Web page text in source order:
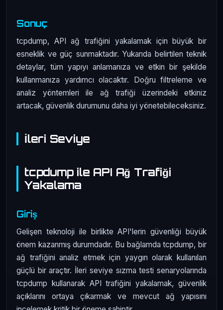
Sonuç
tcpdump, API ağ trafiğini yakalamak için büyük bir
esneklik ve güç sunmaktadır. Yukarıda belirtilen teknik
detaylar, tüm yapıyı anlamanıza ve etkin bir şekilde
kullanmanıza yardımcı olacaktır. Doğru filtreleme ve
analiz yöntemleri ile ağ trafiği üzerindeki etkiniz
artacak, güvenlik durumunu daha iyi yönetebileceksiniz.
İleri Seviye
tcpdump ile API Ağ Trafiği
Yakalama
Giriş
Gelişen teknoloji ile birlikte API'lerin güvenliği büyük
önem kazanmış durumdadır. Bu bağlamda tcpdump, bir
ağ trafiğini analiz etmek için yaygın olarak kullanılan
güçlü bir araçtır. İleri seviye sızma testi senaryolarında
tcpdump kullanarak API trafiğini yakalamak, güvenlik
açıklarını ortaya çıkarmak ve mevcut ağ yapısını